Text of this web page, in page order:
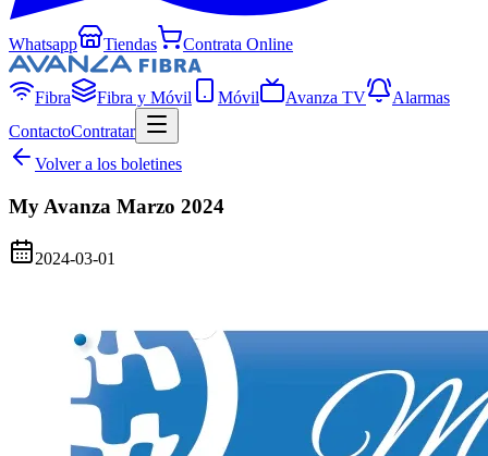
Whatsapp Tiendas Contrata Online
Fibra Fibra y Móvil Móvil Avanza TV
Alarmas
ContactoContratar
Volver a los boletines
My Avanza Marzo 2024
2024-03-01